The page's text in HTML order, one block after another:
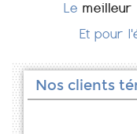
Le meilleur
Et pour
Nos clients